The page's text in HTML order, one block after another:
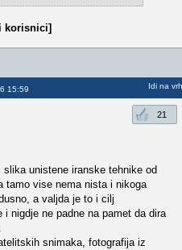
korisnici]
15:59 Idi na vrh
21
unistene iranske tehnike od
tamo vise nema nista i nikoga
a valjda je to i cilj
nigdje ne padne na pamet da dira
snimaka, fotografija iz